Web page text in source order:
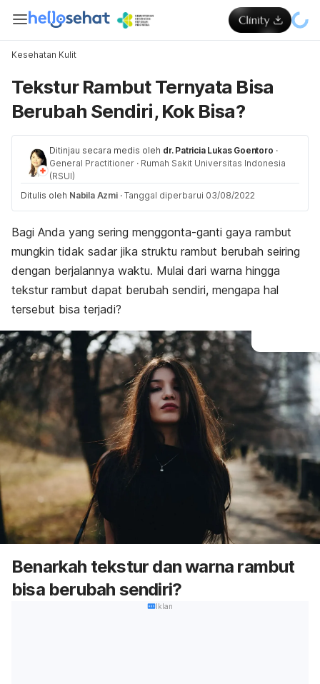
Kesehatan Kulit
Tekstur Rambut Ternyata Bisa
Berubah Sendiri, Kok Bisa?
Ditinjau secara medis oleh dr. Patricia Lukas Goentoro ·
General Practitioner · Rumah Sakit Universitas Indonesia
(RSUI)
Ditulis oleh Nabila Azmi · Tanggal diperbarui 03/08/2022
Bagi Anda yang sering menggonta-ganti gaya rambut
mungkin tidak sadar jika struktu rambut berubah seiring
dengan berjalannya waktu. Mulai dari warna hingga
tekstur rambut dapat berubah sendiri, mengapa hal
tersebut bisa terjadi?
Benarkah tekstur dan warna rambut
bisa berubah sendiri?
Iklan